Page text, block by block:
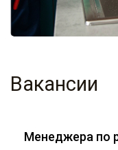
Вакансии
Менеджера по